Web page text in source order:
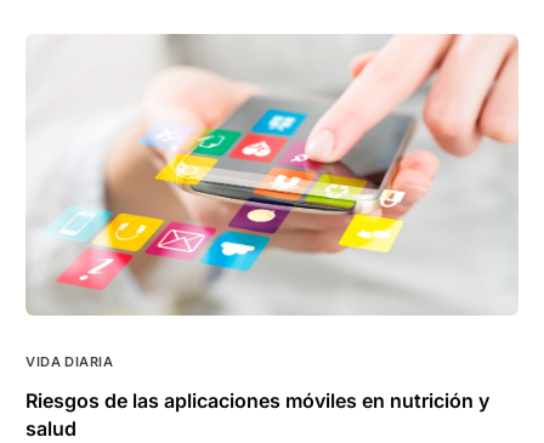
VIDA DIARIA
Riesgos de las aplicaciones móviles en nutrición y
salud